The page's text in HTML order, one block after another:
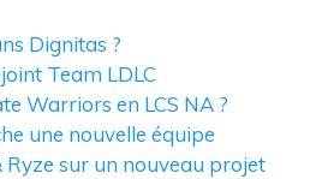
Dignitas ?
Team LDLC
Warriors en LCS NA ?
une nouvelle équipe
sur un nouveau projet